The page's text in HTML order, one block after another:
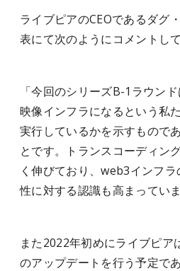
ライブピアのCEOであるダグ
表にて次のようにコメントして
「今回のシリーズB-1ラウン
映像インフラになるという私
実行しているかを示すもので
とです。トランスコーディン
く伸びており、web3インフ
性に対する認識も高まっていま
また2022年初めにライブピア
のアップデートを行う予定で